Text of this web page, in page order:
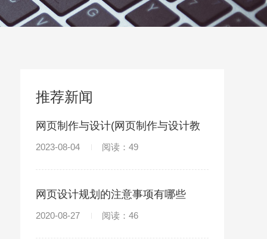
推荐新闻
网页制作与设计(网页制作与设计教
程书籍)
2023-08-04 阅读：49
网页设计规划的注意事项有哪些
2020-08-27 阅读：46